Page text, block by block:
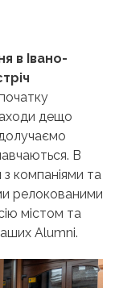
в Івано-
дещо
В
з компаніями та
релокованими
містом та
Alumni.